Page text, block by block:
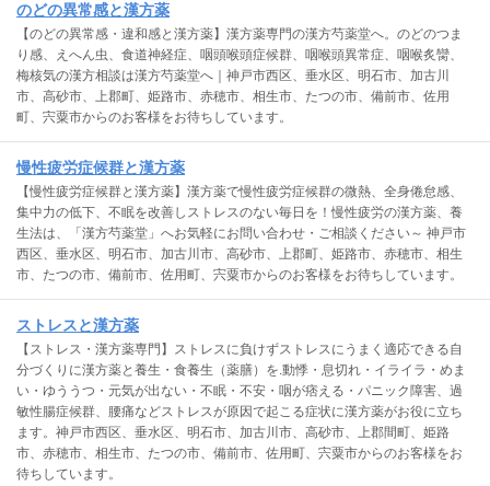
のどの異常感と漢方薬
【のどの異常感・違和感と漢方薬】漢方薬専門の漢方芍薬堂へ。のどのつま
り感、えへん虫、食道神経症、咽頭喉頭症候群、咽喉頭異常症、咽喉炙臠、
梅核気の漢方相談は漢方芍薬堂へ｜神戸市西区、垂水区、明石市、加古川
市、高砂市、上郡町、姫路市、赤穂市、相生市、たつの市、備前市、佐用
町、宍粟市からのお客様をお待ちしています。
慢性疲労症候群と漢方薬
【慢性疲労症候群と漢方薬】漢方薬で慢性疲労症候群の微熱、全身倦怠感、
集中力の低下、不眠を改善しストレスのない毎日を！慢性疲労の漢方薬、養
生法は、「漢方芍薬堂」へお気軽にお問い合わせ・ご相談ください～ 神戸市
西区、垂水区、明石市、加古川市、高砂市、上郡町、姫路市、赤穂市、相生
市、たつの市、備前市、佐用町、宍粟市からのお客様をお待ちしています。
ストレスと漢方薬
【ストレス・漢方薬専門】ストレスに負けずストレスにうまく適応できる自
分づくりに漢方薬と養生・食養生（薬膳）を.動悸・息切れ・イライラ・めま
い・ゆううつ・元気が出ない・不眠・不安・咽が痞える・パニック障害、過
敏性腸症候群、腰痛などストレスが原因で起こる症状に漢方薬がお役に立ち
ます。神戸市西区、垂水区、明石市、加古川市、高砂市、上郡間町、姫路
市、赤穂市、相生市、たつの市、備前市、佐用町、宍粟市からのお客様をお
待ちしています。